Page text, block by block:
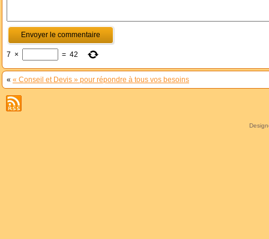
7 × = 42
« « Conseil et Devis » pour répondre à tous vos besoins